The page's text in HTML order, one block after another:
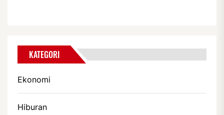
KATEGORI
Ekonomi
Hiburan